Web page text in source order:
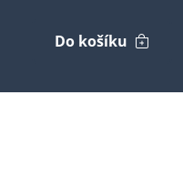
Do košíku